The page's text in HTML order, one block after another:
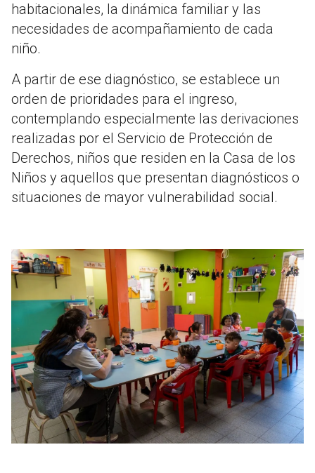
habitacionales, la dinámica familiar y las
necesidades de acompañamiento de cada
niño.
A partir de ese diagnóstico, se establece un
orden de prioridades para el ingreso,
contemplando especialmente las derivaciones
realizadas por el Servicio de Protección de
Derechos, niños que residen en la Casa de los
Niños y aquellos que presentan diagnósticos o
situaciones de mayor vulnerabilidad social.